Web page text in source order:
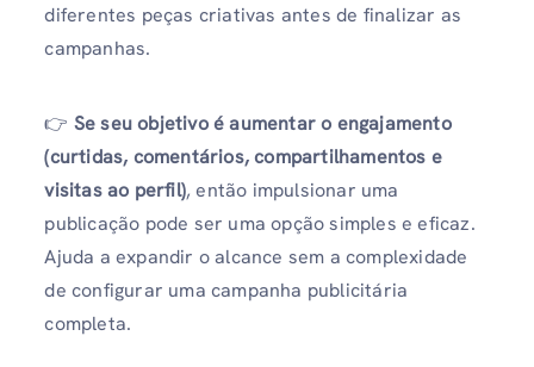
diferentes peças criativas antes de finalizar as
campanhas.
👉 Se seu objetivo é aumentar o engajamento
(curtidas, comentários, compartilhamentos e
visitas ao perfil), então impulsionar uma
publicação pode ser uma opção simples e eficaz.
Ajuda a expandir o alcance sem a complexidade
de configurar uma campanha publicitária
completa.